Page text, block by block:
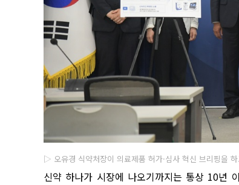
▷ 오유경 식약처장이 의료제품 허가·심사 혁신 브리핑을
신약 하나가 시장에 나오기까지는 통상 10년